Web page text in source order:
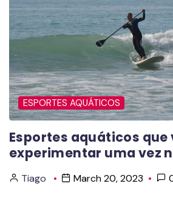
ESPORTES AQUÁTICOS
Esportes aquáticos que
experimentar uma vez
Tiago March 20, 2023